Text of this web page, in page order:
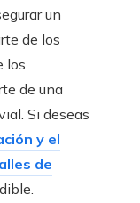
un
de los
los
de una
Si deseas
y el
de